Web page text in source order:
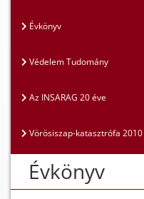
Évkönyv
Védelem Tudomány
Az INSARAG 20 éve
Vörösiszap-katasztrófa 2010
Évkönyv